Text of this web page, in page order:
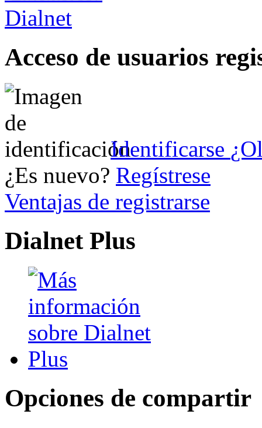
Acceso de usuarios
Identificarse
¿Es nuevo? Regístrese
Ventajas de registrarse
Dialnet Plus
Opciones de compartir